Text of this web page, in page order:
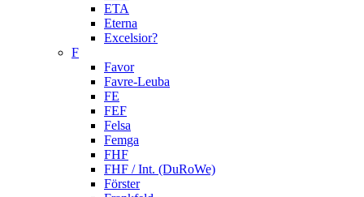
ETA
Eterna
Excelsior?
F
Favor
Favre-Leuba
FE
FEF
Felsa
Femga
FHF
FHF / Int. (DuRoWe)
Förster